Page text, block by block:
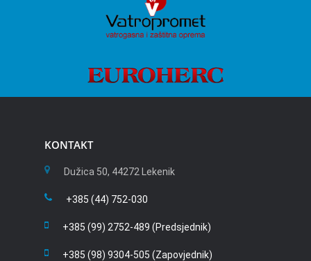
KONTAKT
Dužica 50, 44272 Lekenik
+385 (44) 752-030
+385 (99) 2752-489 (Predsjednik)
+385 (98) 9304-505 (Zapovjednik)